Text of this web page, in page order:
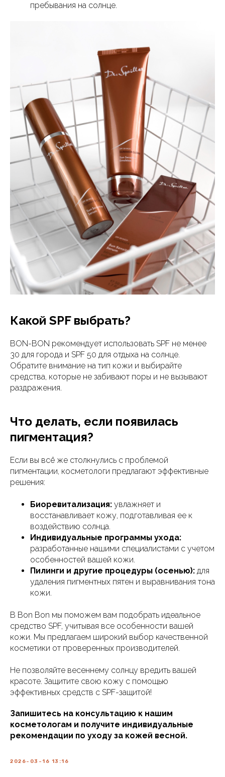
пребывания на солнце.
Какой SPF выбрать?
BON-BON рекомендует использовать SPF не менее
30 для города и SPF 50 для отдыха на солнце.
Обратите внимание на тип кожи и выбирайте
средства, которые не забивают поры и не вызывают
раздражения.
Что делать, если появилась
пигментация?
Если вы всё же столкнулись с проблемой
пигментации, косметологи предлагают эффективные
решения:
Биоревитализация: увлажняет и
восстанавливает кожу, подготавливая ее к
воздействию солнца.
Индивидуальные программы ухода:
разработанные нашими специалистами с учетом
особенностей вашей кожи.
Пилинги и другие процедуры (осенью): для
удаления пигментных пятен и выравнивания тона
кожи.
В Bon Bon мы поможем вам подобрать идеальное
средство SPF, учитывая все особенности вашей
кожи. Мы предлагаем широкий выбор качественной
косметики от проверенных производителей.
Не позволяйте весеннему солнцу вредить вашей
красоте. Защитите свою кожу с помощью
эффективных средств с SPF-защитой!
Запишитесь на консультацию к нашим
косметологам и получите индивидуальные
рекомендации по уходу за кожей весной.
2026-03-16 13:16